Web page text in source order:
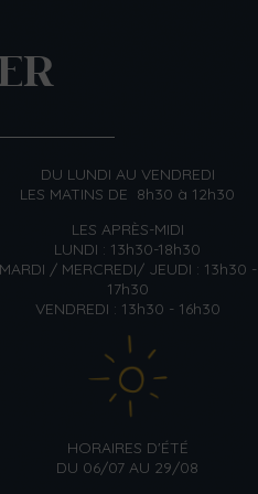
DU LUNDI AU VENDREDI
LES MATINS DE 8h30 à 12h30
LES APRÈS-MIDI
LUNDI : 13h30-18h30
MARDI / MERCREDI/ JEUDI : 13h30 -
17h30
VENDREDI : 13h30 - 16h30
HORAIRES D'ÉTÉ
DU 06/07 AU 29/08